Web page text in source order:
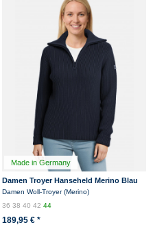
Made in Germany
Damen Troyer Hanseheld Merino Blau
GOTS Organic
Damen Woll-Troyer (Merino)
3638404244
189,95 € *